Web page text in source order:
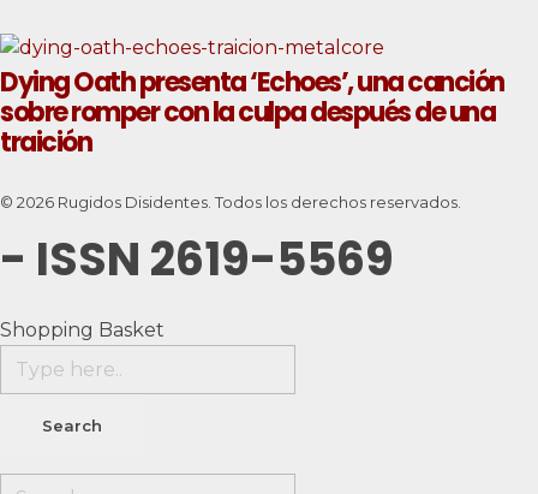
Dying Oath presenta ‘Echoes’, una canción
sobre romper con la culpa después de una
traición
© 2026 Rugidos Disidentes. Todos los derechos reservados.
- ISSN 2619-5569
Shopping Basket